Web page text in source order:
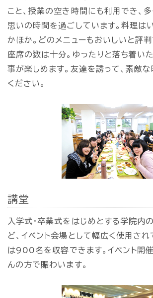
こと、授業の空き時間にも利用でき、
思いの時間を過ごしています。料理は
かほか。どのメニューもおいしいと評判
座席の数は十分。ゆったりと落ち着い
事が楽しめます。友達を誘って、素敵
ください。
講堂
入学式・卒業式をはじめとする学院内
ど、イベント会場として幅広く使用され
は900名を収容できます。イベント開
んの方で賑わいます。